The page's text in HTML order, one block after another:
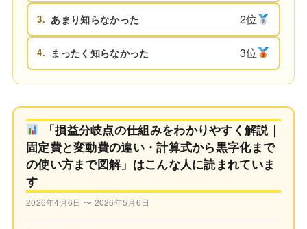
3. あまり知らなかった 2位
4. まったく知らなかった 3位
「損益分岐点の仕組みをわかりやすく解説｜
固定費と変動費の違い・計算式から黒字化まで
の使い方まで図解」はこんな人に読まれていま
す
2026年4月6日 〜 2026年5月6日